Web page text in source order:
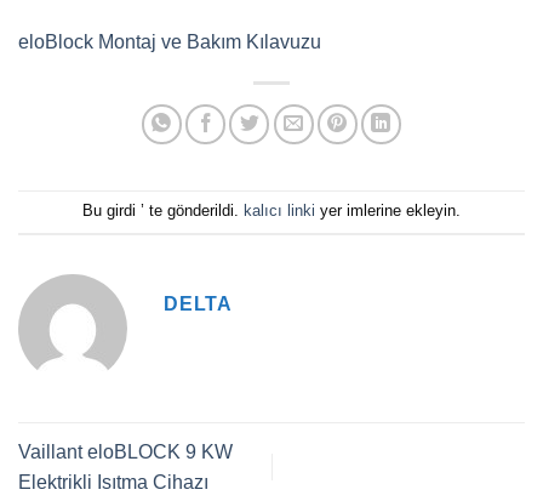
eloBlock Montaj ve Bakım Kılavuzu
Bu girdi ’ te gönderildi. kalıcı linki yer imlerine ekleyin.
DELTA
Vaillant eloBLOCK 9 KW
Elektrikli Isıtma Cihazı